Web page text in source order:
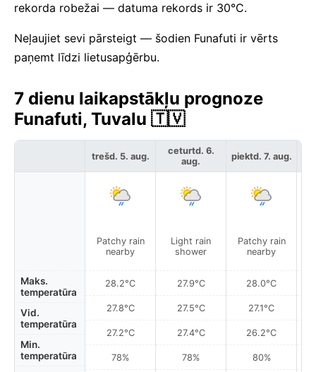
rekorda robežai — datuma rekords ir 30°C.
Neļaujiet sevi pārsteigt — šodien Funafuti ir vērts
paņemt līdzi lietusapģērbu.
7 dienu laikapstākļu prognoze
Funafuti, Tuvalu 🇹🇻
Maks.
temperatūra
Vid.
temperatūra
Min.
temperatūra
trešd. 5. aug.
Patchy rain
nearby
28.2°C
27.8°C
27.2°C
78%
ceturtd. 6.
aug.
Light rain
shower
27.9°C
27.5°C
27.4°C
78%
piektd. 7. aug.
Patchy rain
nearby
28.0°C
27.1°C
26.2°C
80%